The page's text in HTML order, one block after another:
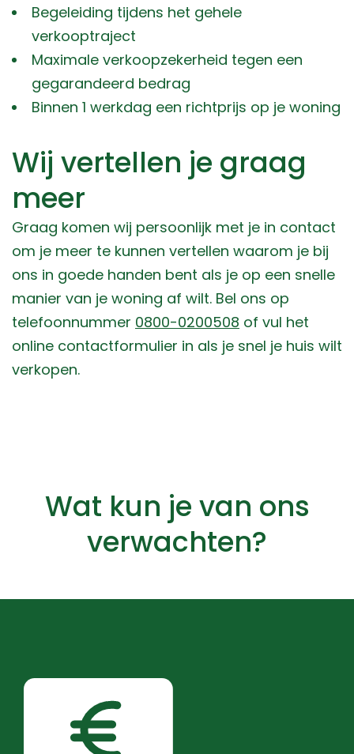
Begeleiding tijdens het gehele
verkooptraject
Maximale verkoopzekerheid tegen een
gegarandeerd bedrag
Binnen 1 werkdag een richtprijs op je woning
Wij vertellen je graag
meer
Graag komen wij persoonlijk met je in contact
om je meer te kunnen vertellen waarom je bij
ons in goede handen bent als je op een snelle
manier van je woning af wilt. Bel ons op
telefoonnummer 0800-0200508 of vul het
online contactformulier in als je snel je huis wilt
verkopen.
Wat kun je van ons
verwachten?